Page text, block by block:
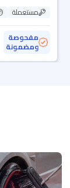
مستعملة
مفحوصة
ومضمونة